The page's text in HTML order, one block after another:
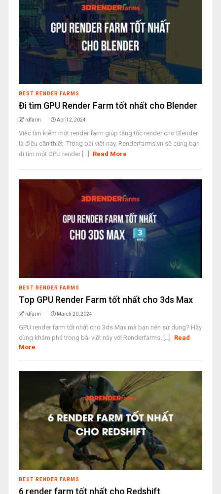
BEST RENDER FARMS
Đi tìm GPU Render Farm tốt nhất cho Blender
rdfarm April 2, 2024
Việc tìm kiếm một render farm giúp tăng tốc render cho Blender
là điều cần thiết. Trong bài viết này, Renderfarms.vn sẽ cùng bạn
đi tìm một GPU render [...]
Read More
BEST RENDER FARMS
Top GPU Render Farm tốt nhất cho 3ds Max
rdfarm March 20, 2024
GPU render farm tốt nhất cho 3ds Max mà bạn nên sử dụng? Hãy
cùng khám phá trong bài viết này với Renderfarms. [...]
Read
More
BEST RENDER FARMS
6 render farm tốt nhất cho Redshift